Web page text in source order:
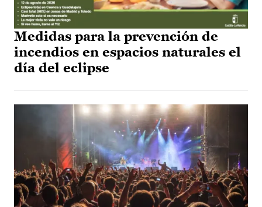
Medidas para la prevención de
incendios en espacios naturales el
día del eclipse